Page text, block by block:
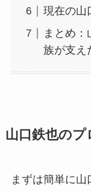
現在の山
まとめ：
族が支え
山口鉄也の
まずは簡単に